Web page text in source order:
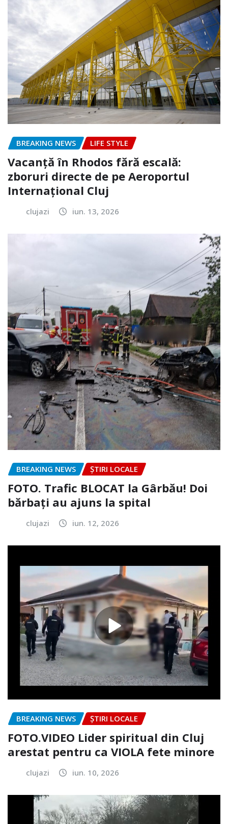
BREAKING NEWS LIFE STYLE
Vacanță în Rhodos fără escală:
zboruri directe de pe Aeroportul
Internațional Cluj
clujazi iun. 13, 2026
BREAKING NEWS ȘTIRI LOCALE
FOTO. Trafic BLOCAT la Gârbău! Doi
bărbați au ajuns la spital
clujazi iun. 12, 2026
BREAKING NEWS ȘTIRI LOCALE
FOTO.VIDEO Lider spiritual din Cluj
arestat pentru ca VIOLA fete minore
clujazi iun. 10, 2026